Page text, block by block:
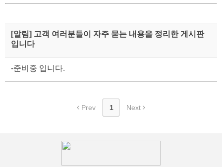
[알림] 고객 여러분들이 자주 묻는 내용을 정리한 게시판
입니다
-준비중 입니다.
Prev 1 Next